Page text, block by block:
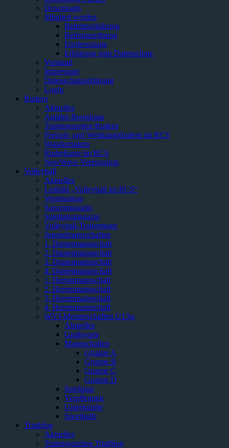
Downloads
Mitglied werden
Beitrittserklärung
Beitragsordnung
Förderzusage
Erklärung zum Datenschutz
Vorstand
Impressum
Datenschutzerklärung
Login
Rudern
Aktuelles
Anfahrt Bootshaus
Trainingszeiten Rudern
Freizeit- und Wettkampfrudern im RCS
Wanderrudern
Ruderkurse im RCS
NewWave Vereinsshop
Volleyball
Aktuelles
Leitbild „Volleyball im RCS“
Vereinsshop
Saisonmagazin
Spieltagsmagazin
Volleyball-Trainerteam
Jugendmannschaften
1. Damenmannschaft
2. Damenmannschaft
3. Damenmannschaft
4. Damenmannschaft
1. Herrenmannschaft
2. Herrenmannschaft
3. Herrenmannschaft
4. Herrenmannschaft
WVJ-Meisterschaften U13w
Aktuelles
Grußworte
Mannschaften
Gruppe A
Gruppe B
Gruppe C
Gruppe D
Spielplan
Verpflegung
Unterkünfte
Sporthalle
Triathlon
Aktuelles
Trainingszeiten Triathlon